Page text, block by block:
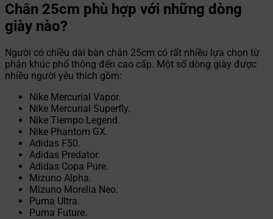
Chân 25cm phù hợp với những dòng
giày nào?
Người có chiều dài bàn chân 25cm có rất nhiều lựa chọn từ
phân khúc phổ thông đến cao cấp. Một số dòng giày được
nhiều người yêu thích gồm:
Nike Mercurial Vapor.
Nike Mercurial Superfly.
Nike Tiempo Legend.
Nike Phantom GX.
Adidas F50.
Adidas Predator.
Adidas Copa Pure.
Mizuno Alpha.
Mizuno Morelia Neo.
Puma Ultra.
Puma Future.